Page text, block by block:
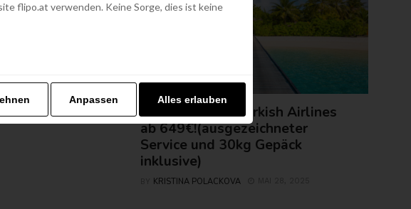
FLUGTICKETS
Malediven mit Turkish Airlines
ab 649€!(ausgezeichneter
Service und 30kg Gepäck
inklusive)
KRISTINA POLACKOVA
flipo.at verwenden. Keine Sorge, dies ist keine
Anpassen Alles erlauben